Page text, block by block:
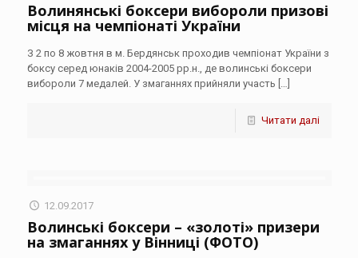
Волинянські боксери вибороли призові
місця на чемпіонаті України
З 2 по 8 жовтня в м. Бердянськ проходив чемпіонат України з
боксу серед юнаків 2004-2005 рр.н., де волинські боксери
вибороли 7 медалей. У змаганнях прийняли участь […]
Читати далі
12.09.2017
Волинські боксери – «золоті» призери
на змаганнях у Вінниці (ФОТО)